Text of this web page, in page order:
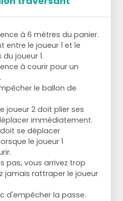
jouer à distance de tir,
ou action soit ciblée.
à 6 mètres du panier.
entre le joueur 1 et le
joueur 1.
à courir pour un
le ballon de
joueur 2 doit plier ses
immédiatement.
se déplacer
le joueur 1
pas, vous arrivez trop
jamais rattraper le joueur
d'empêcher la passe.